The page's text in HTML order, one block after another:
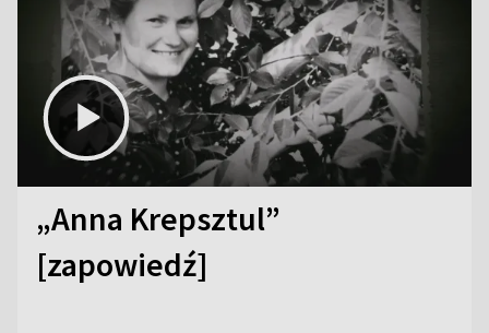
„Anna Krepsztul”
[zapowiedź]